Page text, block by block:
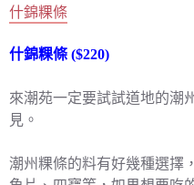
什錦粿條
什錦粿條 ($220)
來潮苑一定要試試道地的潮
見。
潮州粿條的料有好幾種選擇